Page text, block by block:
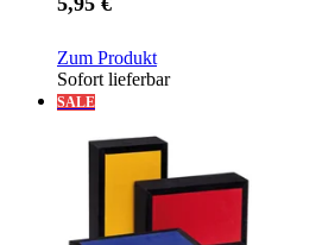
Zum Produkt
Sofort lieferbar
SALE